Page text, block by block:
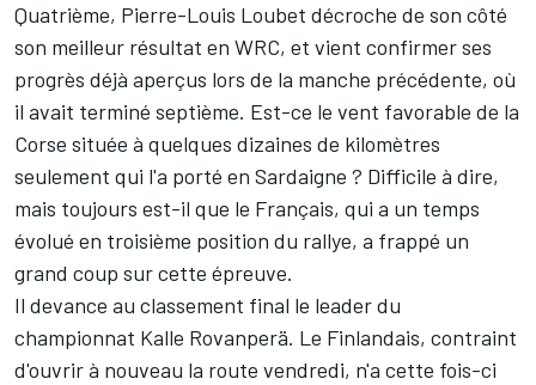
Quatrième, Pierre-Louis Loubet décroche de son côté
son meilleur résultat en WRC, et vient confirmer ses
progrès déjà aperçus lors de la manche précédente, où
il avait terminé septième. Est-ce le vent favorable de la
Corse située à quelques dizaines de kilomètres
seulement qui l'a porté en Sardaigne ? Difficile à dire,
mais toujours est-il que le Français, qui a un temps
évolué en troisième position du rallye, a frappé un
grand coup sur cette épreuve.
Il devance au classement final le leader du
championnat Kalle Rovanperä. Le Finlandais, contraint
d'ouvrir à nouveau la route vendredi, n'a cette fois-ci